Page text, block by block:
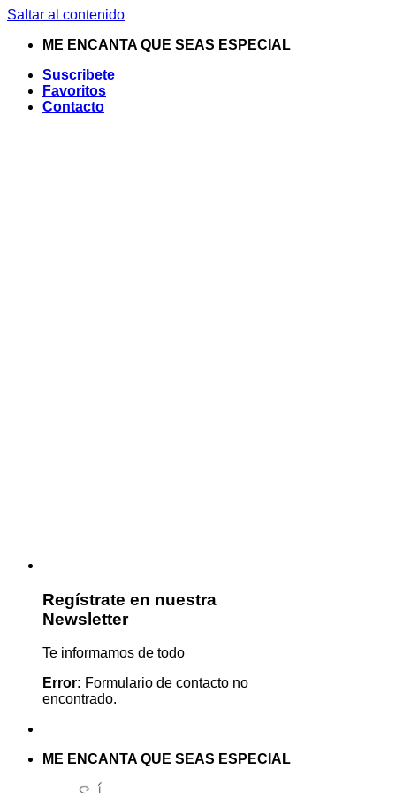
Saltar al contenido
ME ENCANTA QUE SEAS ESPECIAL
Suscribete
Favoritos
Contacto
Regístrate en nuestra
Newsletter
Te informamos de todo
Error: Formulario de contacto no
encontrado.
ME ENCANTA QUE SEAS ESPECIAL